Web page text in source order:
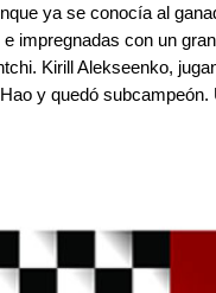
ya se conocía al
impregnadas con un
Kirill Alekseenko,
y quedó